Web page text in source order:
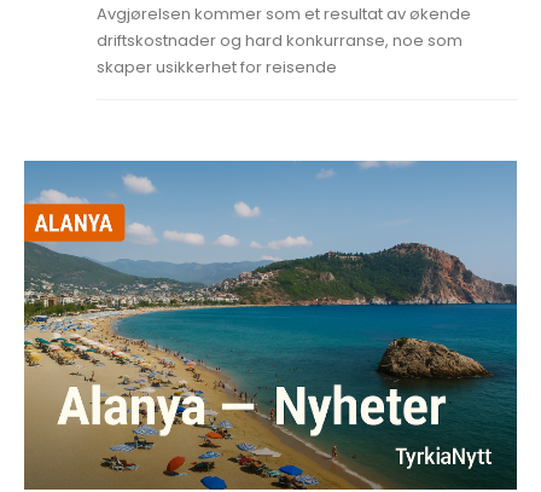
Avgjørelsen kommer som et resultat av økende
driftskostnader og hard konkurranse, noe som
skaper usikkerhet for reisende